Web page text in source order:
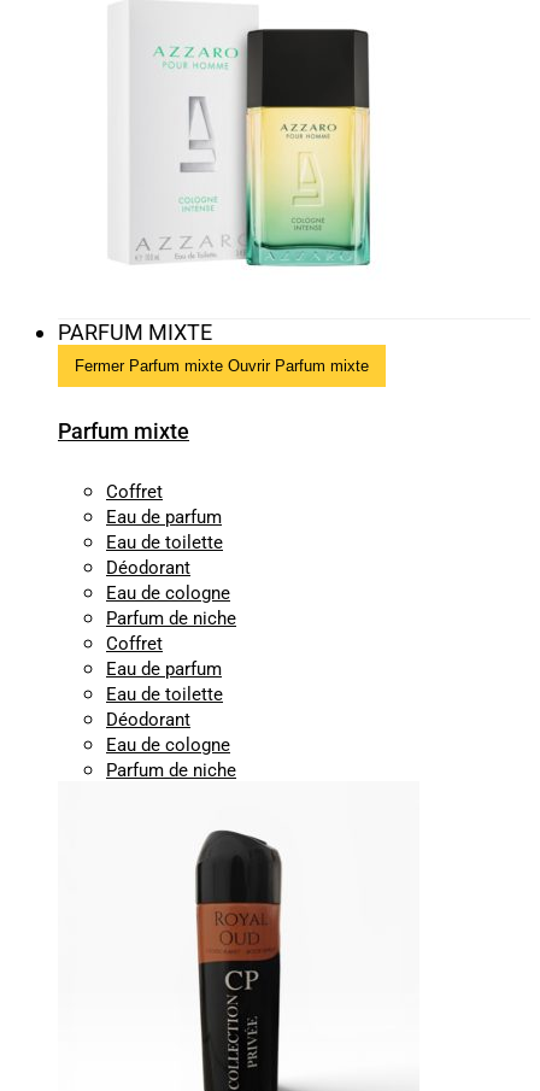
PARFUM MIXTE
Fermer Parfum mixte Ouvrir Parfum mixte
Parfum mixte
Coffret
Eau de parfum
Eau de toilette
Déodorant
Eau de cologne
Parfum de niche
Coffret
Eau de parfum
Eau de toilette
Déodorant
Eau de cologne
Parfum de niche